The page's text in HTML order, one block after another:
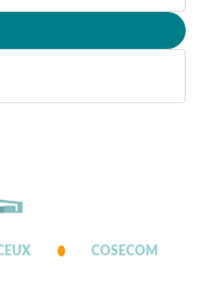
COSECOM